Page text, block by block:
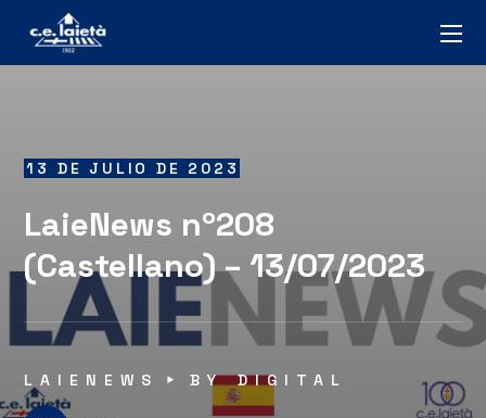
13 DE JULIO DE 2023
LaieNews nº208
(Castellano) – 13/07/2023
LAIENEWS BYDIGITAL